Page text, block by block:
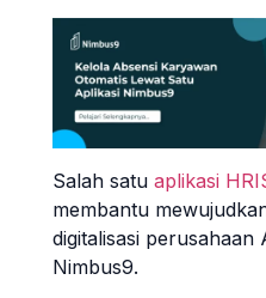
Salah satu aplikasi
membantu
digitalisasi perusahaan
Nimbus9.